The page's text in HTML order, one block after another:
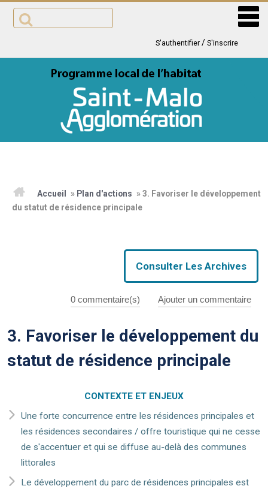
Aller
contenu
S'authentifier/ S'inscrire
ACTUALITÉS
PROGRAMME
SUIVI
CONTRIBUEZ
Accueil » Plan d'actions »3. Favoriser le développement
du statut de résidence principale
Consulter Les Archives
0commentaire(s) Ajouter un commentaire
3. Favoriser le développement du
statut de résidence principale
CONTEXTE ET ENJEUX
Une forte concurrence entre les résidences principales et
les résidences secondaires / offre touristique qui ne cesse
de s'accentuer et qui se diffuse au-delà des communes
littorales
Le développement du parc de résidences principales est